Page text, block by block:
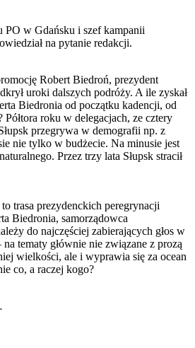
w Gdańsku i szef kampanii
na pytanie redakcji.
Robert Biedroń, prezydent
uroki dalszych podróży. A ile zyskał
Biedronia od początku kadencji, od
Półtora roku w delegacjach, ze cztery
przegrywa w demografii np. z
nie tylko w budżecie. Na minusie jest
Przez trzy lata Słupsk stracił
trasa prezydenckich peregrynacji
Biedronia, samorządowca
do najczęściej zabierających głos w
tematy głównie nie związane z prozą
wielkości, ale i wyprawia się za ocean
co, a raczej kogo?